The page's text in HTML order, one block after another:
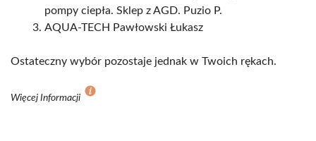
pompy ciepła. Sklep z AGD. Puzio P.
AQUA-TECH Pawłowski Łukasz
Ostateczny wybór pozostaje jednak w Twoich rękach.
Więcej Informacji